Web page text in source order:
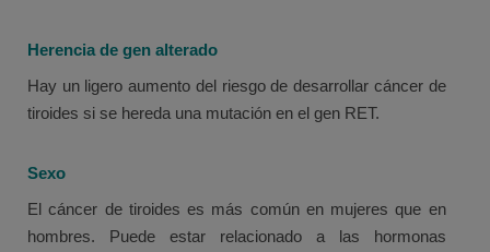
Herencia de gen alterado
Hay un ligero aumento del riesgo de desarrollar cáncer de
tiroides si se hereda una mutación en el gen RET.
Sexo
El cáncer de tiroides es más común en mujeres que en
hombres. Puede estar relacionado a las hormonas